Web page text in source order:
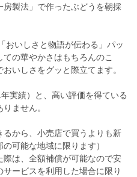
製法」で作ったぶどうを朝採
おいしさと物語が伝わる」パッ
の華やかさはもちろんのこ
いしさをグッと際立てます。
実績）と、高い評価を得ている
ません。
から、小売店で買うよりも新
可能な地域に限ります）
は、全額補償が可能なので安
ービスを利用した場合に限り